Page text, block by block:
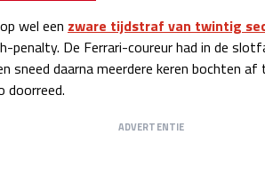
wel een zware tijdstraf van twintig
penalty. De Ferrari-coureur had in de
sneed daarna meerdere keren bochten
doorreed.
ADVERTENTIE